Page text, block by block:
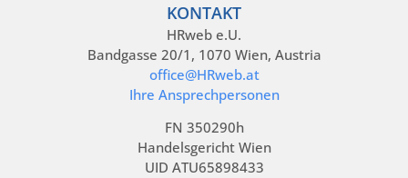
KONTAKT
HRweb e.U.
Bandgasse 20/1, 1070 Wien, Austria
office@HRweb.at
Ihre Ansprechpersonen
FN 350290h
Handelsgericht Wien
UID ATU65898433